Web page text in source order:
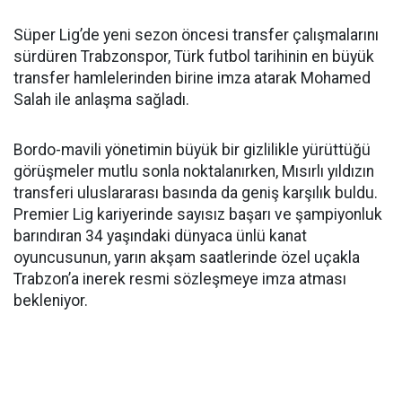
Süper Lig’de yeni sezon öncesi transfer çalışmalarını
sürdüren Trabzonspor, Türk futbol tarihinin en büyük
transfer hamlelerinden birine imza atarak Mohamed
Salah ile anlaşma sağladı.
Bordo-mavili yönetimin büyük bir gizlilikle yürüttüğü
görüşmeler mutlu sonla noktalanırken, Mısırlı yıldızın
transferi uluslararası basında da geniş karşılık buldu.
Premier Lig kariyerinde sayısız başarı ve şampiyonluk
barındıran 34 yaşındaki dünyaca ünlü kanat
oyuncusunun, yarın akşam saatlerinde özel uçakla
Trabzon’a inerek resmi sözleşmeye imza atması
bekleniyor.